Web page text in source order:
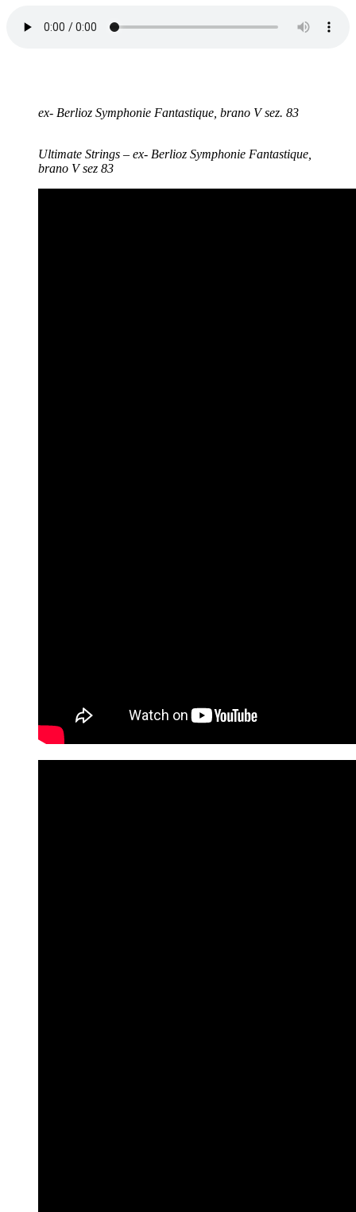
ex- Berlioz Symphonie Fantastique, brano V sez. 83
Ultimate Strings – ex- Berlioz Symphonie Fantastique,
brano V sez 83